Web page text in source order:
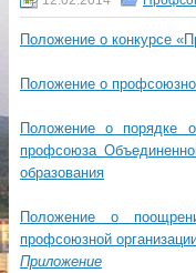
Положение о конкурсе
Положение о
Положение о порядке
профсоюза
образования
Положение о
профсоюзной
Приложение